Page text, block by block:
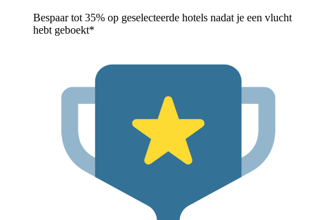
Bespaar tot 35% op geselecteerde hotels nadat je een vlucht
hebt geboekt*